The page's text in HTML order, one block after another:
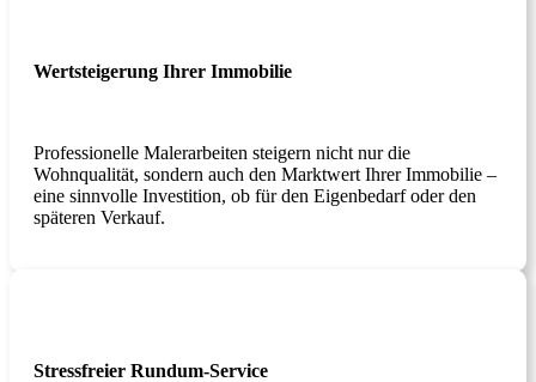
Wertsteigerung Ihrer Immobilie
Professionelle Malerarbeiten steigern nicht nur die
Wohnqualität, sondern auch den Marktwert Ihrer Immobilie –
eine sinnvolle Investition, ob für den Eigenbedarf oder den
späteren Verkauf.
Stressfreier Rundum-Service